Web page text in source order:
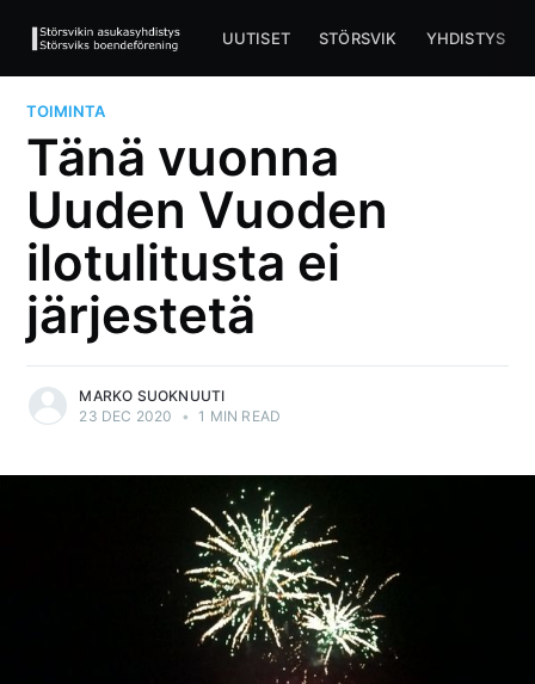
UUTISET STÖRSVIK YHDISTYS
TOIMINTA
Tänä vuonna
Uuden Vuoden
ilotulitusta ei
järjestetä
MARKO SUOKNUUTI
23 DEC 2020
• 1 MIN READ